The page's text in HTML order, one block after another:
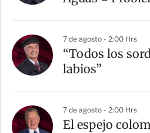
7 de agosto - 2:00 Hrs
“Todos los
labios”
7 de agosto - 2:00 Hrs
El espejo